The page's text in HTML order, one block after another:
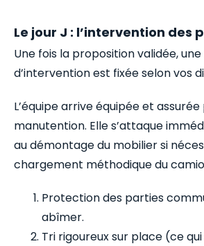
Le jour J : l’intervention des
Une fois la proposition validée,
d’intervention est fixée selon vos
L’équipe arrive équipée et
manutention. Elle s’attaque
au démontage du mobilier si
chargement méthodique du
Protection des parties
abîmer.
Tri rigoureux sur place (ce